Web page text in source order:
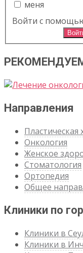
меня
Войти с
Направления
Пластическая
Онкология
Женское
Стоматология
Ортопедия
Общее
Клиники по
Клиники в
Клиники в